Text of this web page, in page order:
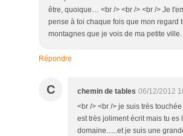
être, quoique… <br /> <br /> <br /> Je
pense à toi chaque fois que mon regard
montagnes que je vois de ma petite ville.
Répondre
C chemin de tables 06/12/2012
<br /> <br /> je suis très
est très joliment écrit mais tu es
domaine......et je suis une